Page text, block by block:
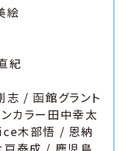
絵
紀
志 / 函館グラント
カラー田中幸太
木部悟 / 恩納